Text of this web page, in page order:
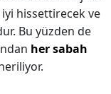
hissettirecek ve
Bu yüzden de
her sabah